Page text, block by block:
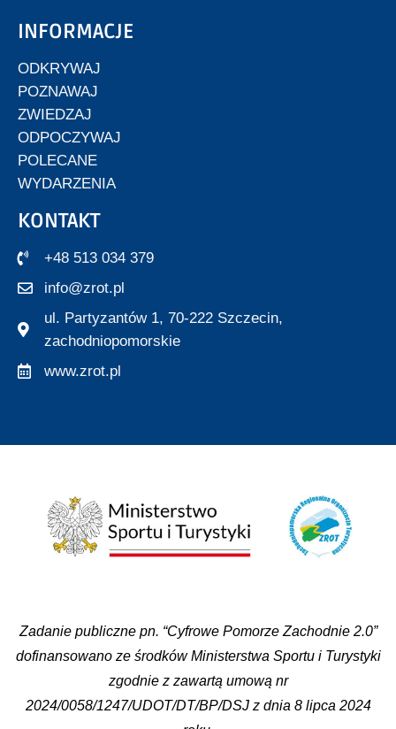
INFORMACJE
ODKRYWAJ
POZNAWAJ
ZWIEDZAJ
ODPOCZYWAJ
POLECANE
WYDARZENIA
KONTAKT
+48 513 034 379
info@zrot.pl
ul. Partyzantów 1, 70-222 Szczecin,
zachodniopomorskie
www.zrot.pl
Zadanie publiczne pn. “Cyfrowe Pomorze Zachodnie 2.0”
dofinansowano ze środków Ministerstwa Sportu i Turystyki
zgodnie z zawartą umową nr
2024/0058/1247/UDOT/DT/BP/DSJ z dnia 8 lipca 2024